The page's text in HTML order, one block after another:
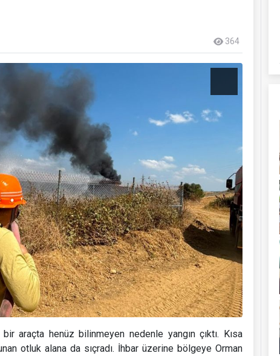
364
araçta henüz bilinmeyen nedenle yangın çıktı. Kısa
otluk alana da sıçradı. İhbar üzerine bölgeye Orman